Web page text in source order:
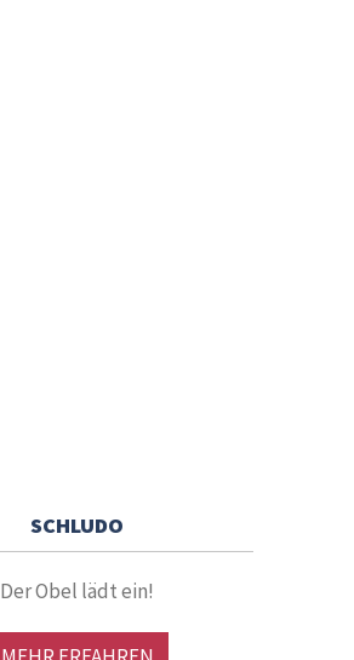
SCHLUDO
Der Obel lädt ein!